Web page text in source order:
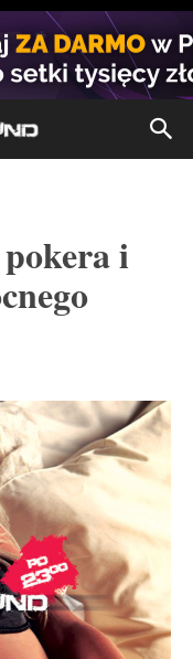
i